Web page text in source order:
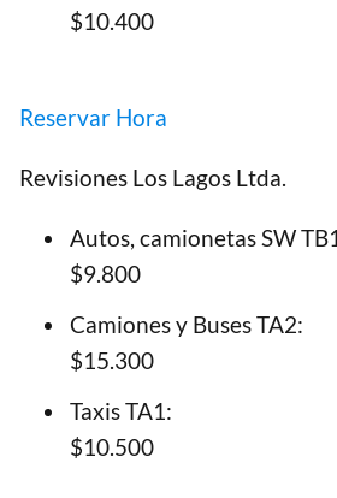
$10.400
Reservar Hora
Revisiones Los Lagos Ltda.
Autos, camionetas SW
$9.800
Camiones y Buses TA2:
$15.300
Taxis TA1:
$10.500